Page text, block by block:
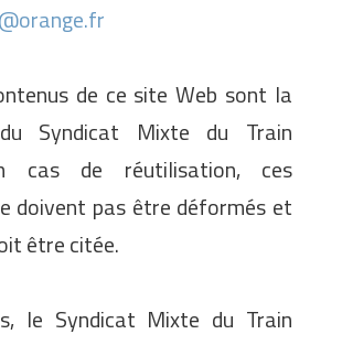
de ce site Web sont la
Syndicat Mixte du Train
cas de réutilisation, ces
doivent pas être déformés et
être citée.
le Syndicat Mixte du Train